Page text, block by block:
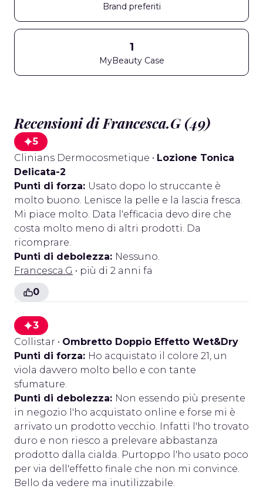
Brand preferiti
1
MyBeauty Case
Recensioni di Francesca.G (49)
5
Clinians Dermocosmetique • Lozione Tonica
Delicata-2
Punti di forza: Usato dopo lo struccante è
molto buono. Lenisce la pelle e la lascia fresca.
Mi piace molto. Data l'efficacia devo dire che
costa molto meno di altri prodotti. Da
ricomprare.
Punti di debolezza: Nessuno.
Francesca.G • più di 2 anni fa
0
3
Collistar • Ombretto Doppio Effetto Wet&Dry
Punti di forza: Ho acquistato il colore 21, un
viola davvero molto bello e con tante
sfumature.
Punti di debolezza: Non essendo più presente
in negozio l'ho acquistato online e forse mi è
arrivato un prodotto vecchio. Infatti l'ho trovato
duro e non riesco a prelevare abbastanza
prodotto dalla cialda. Purtoppo l'ho usato poco
per via dell'effetto finale che non mi convince.
Bello da vedere ma inutilizzabile.